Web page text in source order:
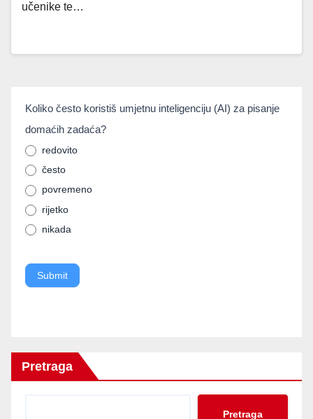
učenike te…
umjetnainteligencija
Koliko često koristiš umjetnu inteligenciju (AI) za pisanje
domaćih zadaća?
redovito
često
povremeno
rijetko
nikada
Submit
If you
are
human,
leave
this
field
blank.
Pretraga
Pretraga